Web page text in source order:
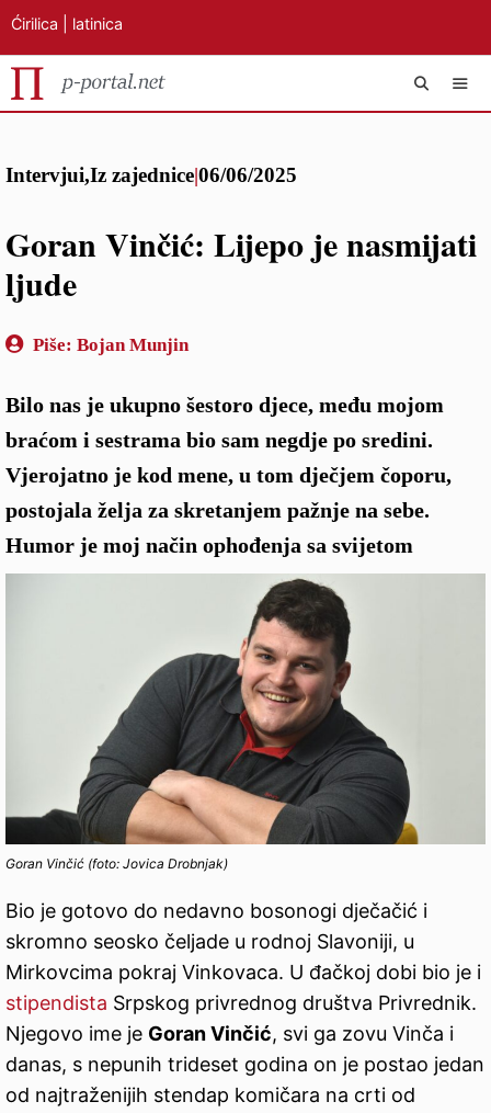
sadržaj
Ćirilica latinica
Intervjui,Iz zajednice|06/06/2025
Goran Vinčić: Lijepo je nasmijati
ljude
Piše: Bojan Munjin
Bilo nas je ukupno šestoro djece, među mojom
braćom i sestrama bio sam negdje po sredini.
Vjerojatno je kod mene, u tom dječjem čoporu,
postojala želja za skretanjem pažnje na sebe.
Humor je moj način ophođenja sa svijetom
Goran Vinčić (foto: Jovica Drobnjak)
Bio je gotovo do nedavno bosonogi dječačić i
skromno seosko čeljade u rodnoj Slavoniji, u
Mirkovcima pokraj Vinkovaca. U đačkoj dobi bio je i
stipendista Srpskog privrednog društva Privrednik.
Njegovo ime je Goran Vinčić, svi ga zovu Vinča i
danas, s nepunih trideset godina on je postao jedan
od najtraženijih stendap komičara na crti od